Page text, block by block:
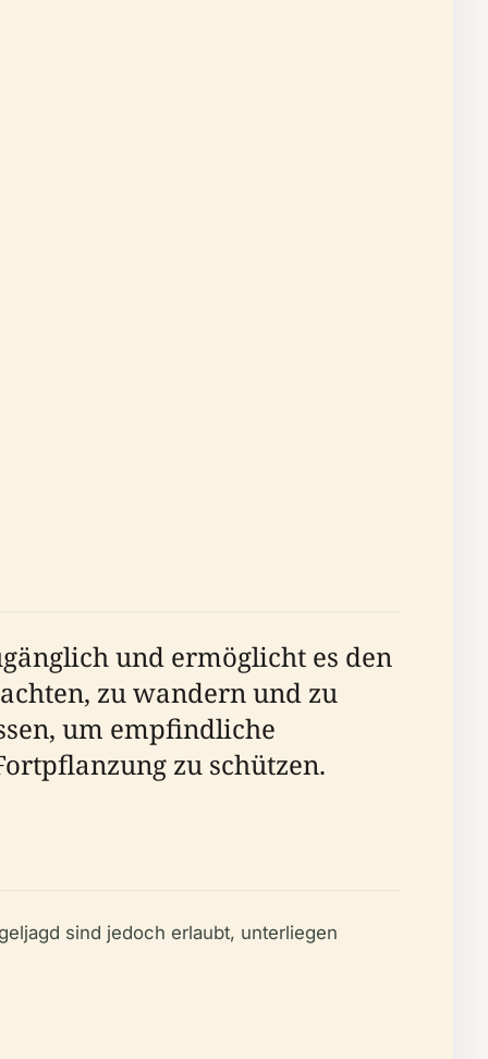
und ermöglicht es den
zu wandern und zu
um empfindliche
zu schützen.
sind jedoch erlaubt, unterliegen